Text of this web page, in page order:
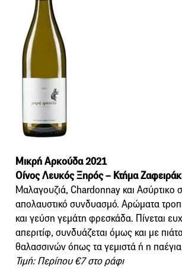
Μικρή Αρκούδα 2021
Οίνος Λευκός Ξηρός – Κτήμα
Μαλαγουζιά, Chardonnay και Ασύρτικο
απολαυστικό συνδυασμό. Αρώματα
και γεύση γεμάτη φρεσκάδα. Πίνεται
απεριτίφ, συνδυάζεται όμως και με
θαλασσινών όπως τα γεμιστά ή η
Τιμή: Περίπου €7 στο ράφι